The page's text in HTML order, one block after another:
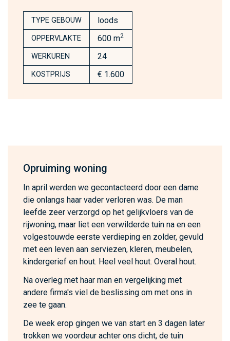
TYPE GEBOUW loods
OPPERVLAKTE 600 m2
WERKUREN 24
KOSTPRIJS € 1.600
Opruiming woning
In april werden we gecontacteerd door een dame
die onlangs haar vader verloren was. De man
leefde zeer verzorgd op het gelijkvloers van de
rijwoning, maar liet een verwilderde tuin na en een
volgestouwde eerste verdieping en zolder, gevuld
met een leven aan serviezen, kleren, meubelen,
kindergerief en hout. Heel veel hout. Overal hout.
Na overleg met haar man en vergelijking met
andere firma's viel de beslissing om met ons in
zee te gaan.
De week erop gingen we van start en 3 dagen later
trokken we voordeur achter ons dicht, de tuin